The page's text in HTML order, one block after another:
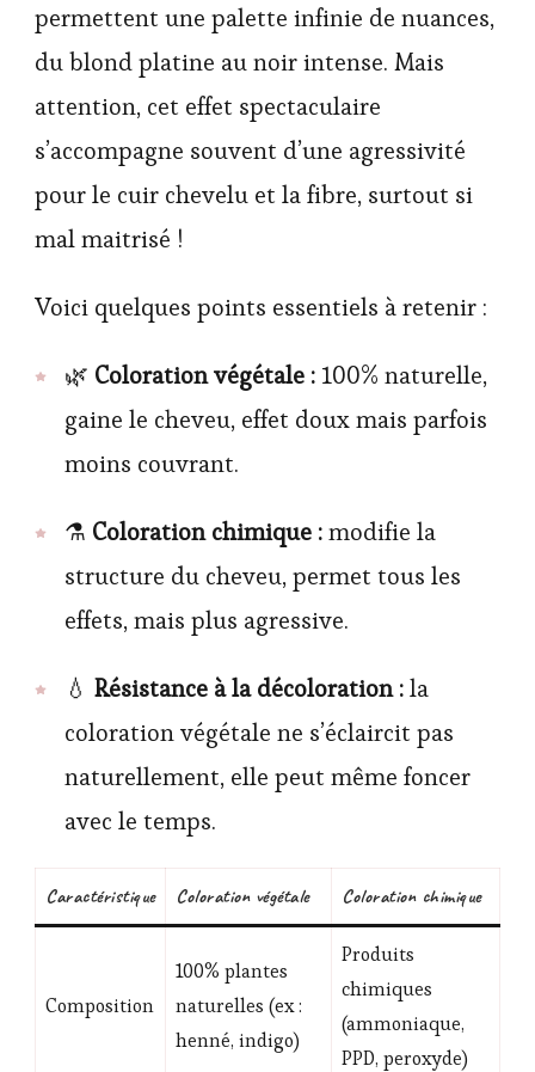
permettent une palette infinie de nuances,
du blond platine au noir intense. Mais
attention, cet effet spectaculaire
s’accompagne souvent d’une agressivité
pour le cuir chevelu et la fibre, surtout si
mal maitrisé !
Voici quelques points essentiels à retenir :
🌿 Coloration végétale : 100% naturelle,
gaine le cheveu, effet doux mais parfois
moins couvrant.
⚗️ Coloration chimique :modifie la
structure du cheveu, permet tous les
effets, mais plus agressive.
💧 Résistance à la décoloration :la
coloration végétale ne s’éclaircit pas
naturellement, elle peut même foncer
avec le temps.
Caractéristique Coloration végétale Coloration chimique
Composition
100% plantes
naturelles (ex :
henné, indigo)
Produits
chimiques
(ammoniaque,
PPD, peroxyde)